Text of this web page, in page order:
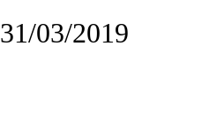
31/03/2019